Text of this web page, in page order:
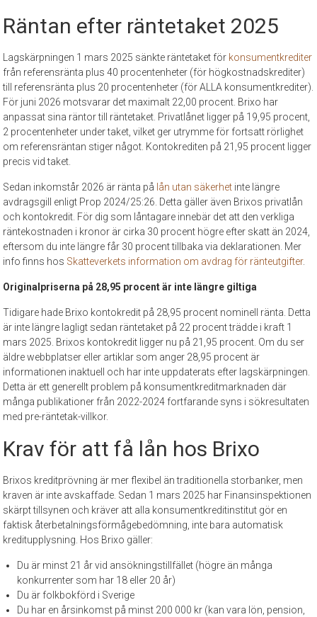
Räntan efter räntetaket 2025
Lagskärpningen 1 mars 2025 sänkte räntetaket för konsumentkrediter
från referensränta plus 40 procentenheter (för högkostnadskrediter)
till referensränta plus 20 procentenheter (för ALLA konsumentkrediter).
För juni 2026 motsvarar det maximalt 22,00 procent. Brixo har
anpassat sina räntor till räntetaket. Privatlånet ligger på 19,95 procent,
2 procentenheter under taket, vilket ger utrymme för fortsatt rörlighet
om referensräntan stiger något. Kontokrediten på 21,95 procent ligger
precis vid taket.
Sedan inkomstår 2026 är ränta på lån utan säkerhet inte längre
avdragsgill enligt Prop 2024/25:26. Detta gäller även Brixos privatlån
och kontokredit. För dig som låntagare innebär det att den verkliga
räntekostnaden i kronor är cirka 30 procent högre efter skatt än 2024,
eftersom du inte längre får 30 procent tillbaka via deklarationen. Mer
info finns hos Skatteverkets information om avdrag för ränteutgifter.
Originalpriserna på 28,95 procent är inte längre giltiga
Tidigare hade Brixo kontokredit på 28,95 procent nominell ränta. Detta
är inte längre lagligt sedan räntetaket på 22 procent trädde i kraft 1
mars 2025. Brixos kontokredit ligger nu på 21,95 procent. Om du ser
äldre webbplatser eller artiklar som anger 28,95 procent är
informationen inaktuell och har inte uppdaterats efter lagskärpningen.
Detta är ett generellt problem på konsumentkreditmarknaden där
många publikationer från 2022-2024 fortfarande syns i sökresultaten
med pre-räntetak-villkor.
Krav för att få lån hos Brixo
Brixos kreditprövning är mer flexibel än traditionella storbanker, men
kraven är inte avskaffade. Sedan 1 mars 2025 har Finansinspektionen
skärpt tillsynen och kräver att alla konsumentkreditinstitut gör en
faktisk återbetalningsförmågebedömning, inte bara automatisk
kreditupplysning. Hos Brixo gäller:
Du är minst 21 år vid ansökningstillfället (högre än många
konkurrenter som har 18 eller 20 år)
Du är folkbokförd i Sverige
Du har en årsinkomst på minst 200 000 kr (kan vara lön, pension,